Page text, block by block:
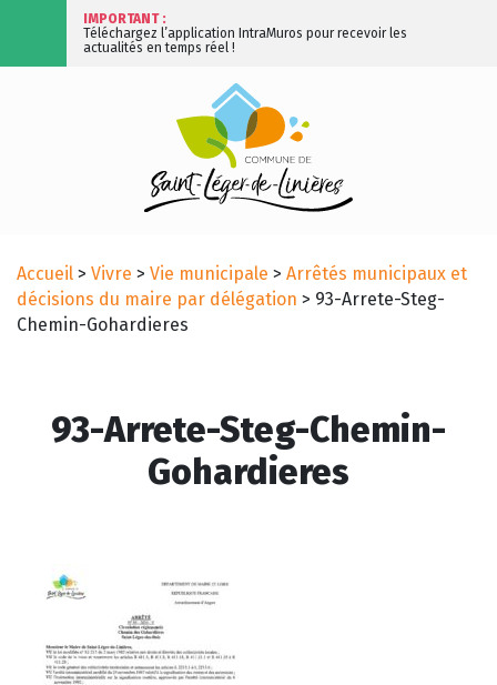
IMPORTANT :
Téléchargez l’application IntraMuros pour recevoir les
actualités en temps réel !
Accueil > Vivre > Vie municipale > Arrêtés municipaux et
décisions du maire par délégation > 93-Arrete-Steg-
Chemin-Gohardieres
93-Arrete-Steg-Chemin-
Gohardieres